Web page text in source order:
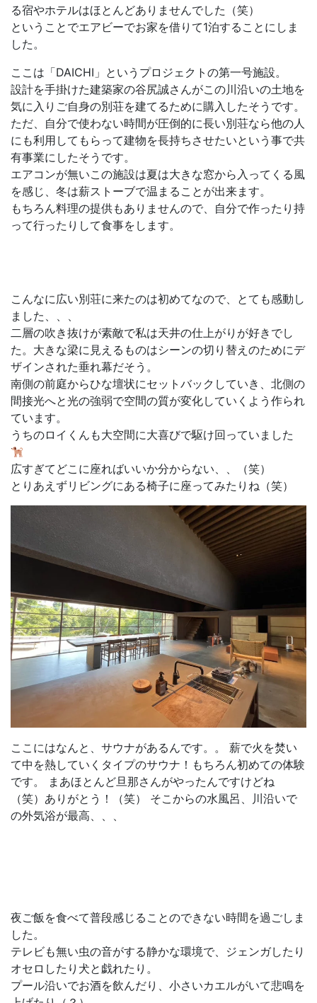
る宿やホテルはほとんどありませんでした（笑）
ということでエアビーでお家を借りて1泊することにしま
した。
ここは「DAICHI」というプロジェクトの第一号施設。
設計を手掛けた建築家の谷尻誠さんがこの川沿いの土地を
気に入りご自身の別荘を建てるために購入したそうです。
ただ、自分で使わない時間が圧倒的に長い別荘なら他の人
にも利用してもらって建物を長持ちさせたいという事で共
有事業にしたそうです。
エアコンが無いこの施設は夏は大きな窓から入ってくる風
を感じ、冬は薪ストーブで温まることが出来ます。
もちろん料理の提供もありませんので、自分で作ったり持
って行ったりして食事をします。
こんなに広い別荘に来たのは初めてなので、とても感動し
ました、、、
二層の吹き抜けが素敵で私は天井の仕上がりが好きでし
た。大きな梁に見えるものはシーンの切り替えのためにデ
ザインされた垂れ幕だそう。
南側の前庭からひな壇状にセットバックしていき、北側の
間接光へと光の強弱で空間の質が変化していくよう作られ
ています。
うちのロイくんも大空間に大喜びで駆け回っていました
広すぎてどこに座ればいいか分からない、、（笑）
とりあえずリビングにある椅子に座ってみたりね（笑）
ここにはなんと、サウナがあるんです。。 薪で火を焚い
て中を熱していくタイプのサウナ！もちろん初めての体験
です。 まあほとんど旦那さんがやったんですけどね
（笑）ありがとう！（笑） そこからの水風呂、川沿いで
の外気浴が最高、、、
夜ご飯を食べて普段感じることのできない時間を過ごしま
した。
テレビも無い虫の音がする静かな環境で、ジェンガしたり
オセロしたり犬と戯れたり。
プール沿いでお酒を飲んだり、小さいカエルがいて悲鳴を